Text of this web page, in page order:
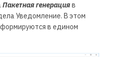
Пакетная генерацияв
Уведомление. В этом
в едином